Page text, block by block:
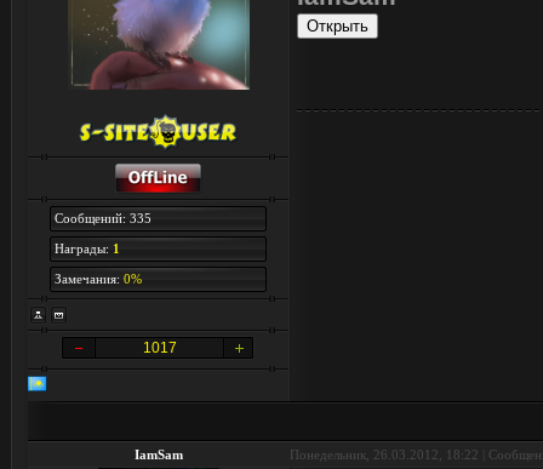
Сообщений: 335
Награды: 1
Замечания: 0%
1017
IamSam Понедельник, 26.03.2012, 18:22 |